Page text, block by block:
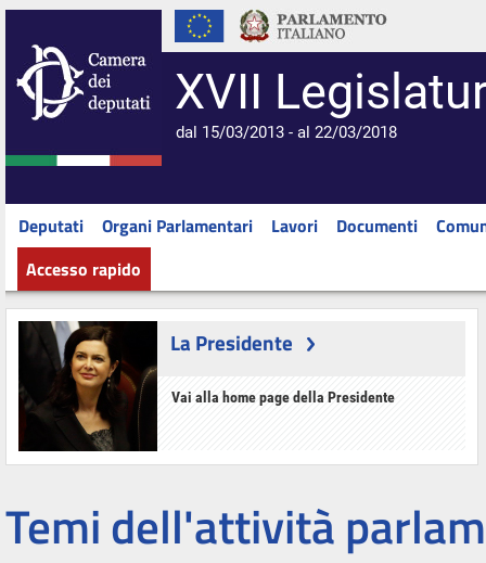
XVII
dal 15/03/2013 - al 22/03/2018
Deputati Organi Parlamentari Lavori Documenti
Accesso rapido
La Presidente
Vai alla home page della Presidente
Temi dell'attività